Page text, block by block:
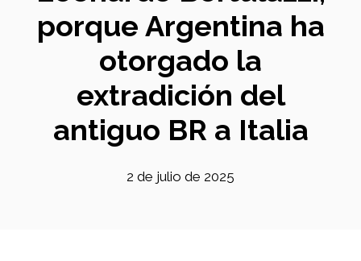
porque Argentina ha
otorgado la
extradición del
antiguo BR a Italia
2 de julio de 2025